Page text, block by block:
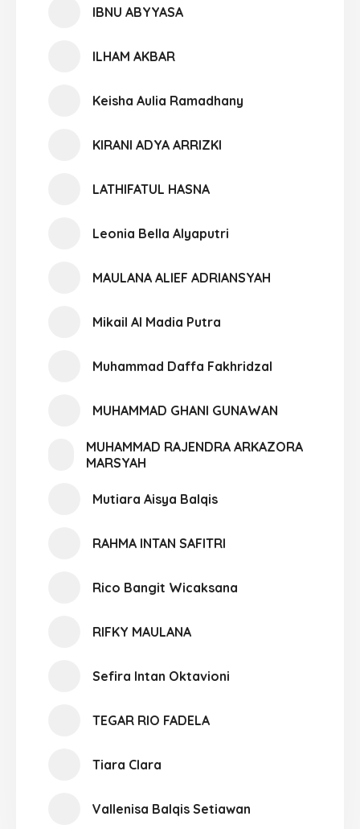
IBNU ABYYASA
ILHAM AKBAR
Keisha Aulia Ramadhany
KIRANI ADYA ARRIZKI
LATHIFATUL HASNA
Leonia Bella Alyaputri
MAULANA ALIEF ADRIANSYAH
Mikail Al Madia Putra
Muhammad Daffa Fakhridzal
MUHAMMAD GHANI GUNAWAN
MUHAMMAD RAJENDRA ARKAZORA
MARSYAH
Mutiara Aisya Balqis
RAHMA INTAN SAFITRI
Rico Bangit Wicaksana
RIFKY MAULANA
Sefira Intan Oktavioni
TEGAR RIO FADELA
Tiara Clara
Vallenisa Balqis Setiawan